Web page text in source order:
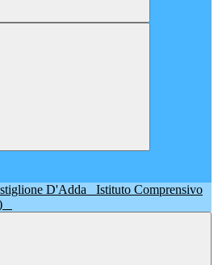
Istituto Comprensivo